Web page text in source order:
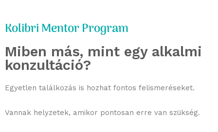
Kolibri Mentor Program
Miben más, mint egy alkalmi
konzultáció?
Egyetlen találkozás is hozhat fontos felismeréseket.
Vannak helyzetek, amikor pontosan erre van szükség.